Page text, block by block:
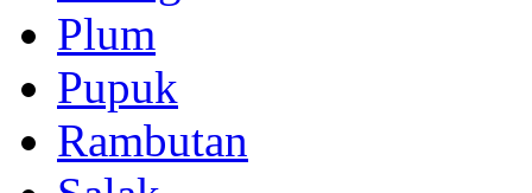
Plum
Pupuk
Rambutan